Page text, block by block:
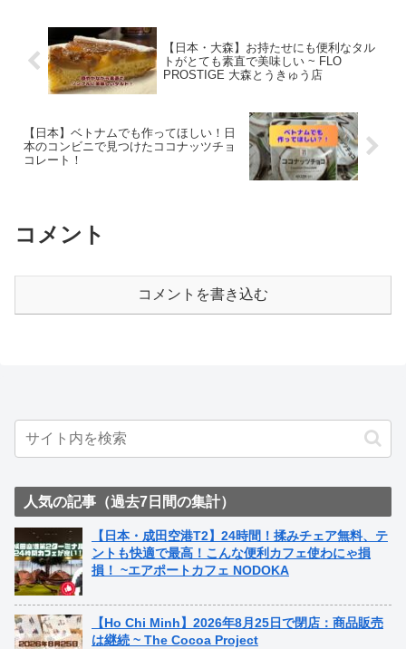
【日本・大森】お持たせにも便利なタル
トがとても素直で美味しい ~ FLO
PROSTIGE 大森とうきゅう店
【日本】ベトナムでも作ってほしい！日
本のコンビニで見つけたココナッツチョ
コレート！
コメント
コメントを書き込む
人気の記事（過去7日間の集計）
【日本・成田空港T2】24時間！揉みチェア無料、テ
ントも快適で最高！こんな便利カフェ使わにゃ損
損！ ~エアポートカフェ NODOKA
【Ho Chi Minh】2026年8月25日で閉店：商品販売
は継続 ~ The Cocoa Project